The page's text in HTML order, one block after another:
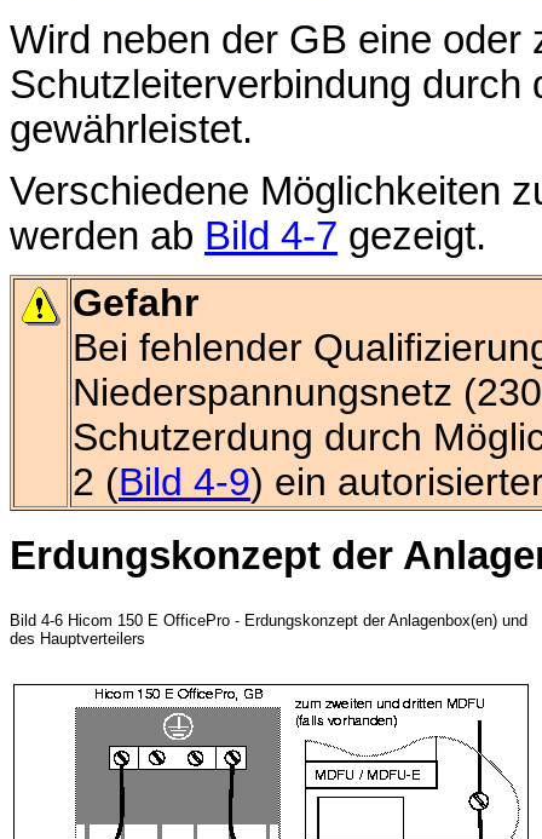
Wird neben der GB eine
Schutzleiterverbindung durch
gewährleistet.
Verschiedene Möglichkeiten
werden ab Bild 4-7 gezeigt.
Gefahr
Bei fehlender
Niederspannungsnetz
Schutzerdung durch
2 (Bild 4-9) ein
Erdungskonzept der
Bild 4-6 Hicom 150 E OfficePro - Erdungskonzept der Anlagenbox(en) und
des Hauptverteilers